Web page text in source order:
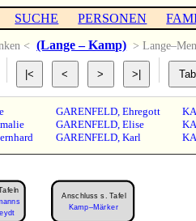
SUCHE PERSONEN
< (Lange – Kamp) >
GARENFELD, Ehregott
GARENFELD, Elise
GARENFELD, Karl
Anschluss s. Tafel
Kamp–Märker